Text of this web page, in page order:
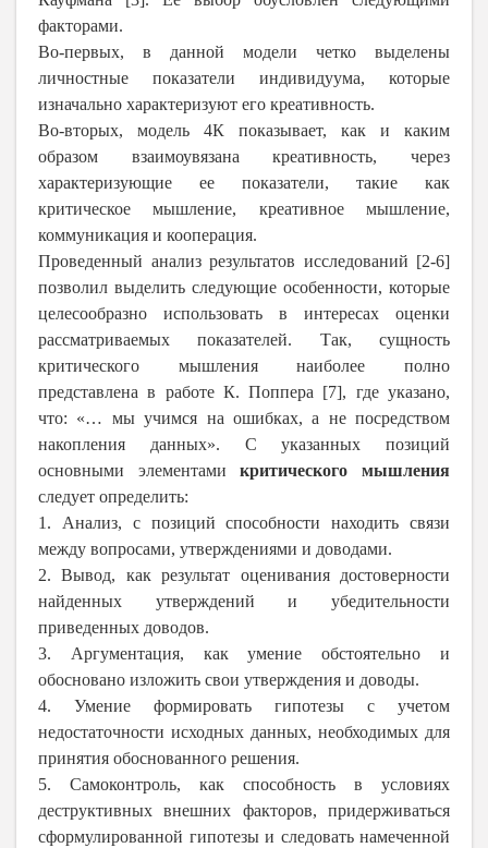
факторами.
Во-первых, в данной модели четко выделены
личностные показатели индивидуума, которые
изначально характеризуют его креативность.
Во-вторых, модель 4К показывает, как и каким
образом взаимоувязана креативность, через
характеризующие ее показатели, такие как
критическое мышление, креативное мышление,
коммуникация и кооперация.
Проведенный анализ результатов исследований [2-6]
позволил выделить следующие особенности, которые
целесообразно использовать в интересах оценки
рассматриваемых показателей. Так, сущность
критического мышления наиболее полно
представлена в работе К. Поппера [7], где указано,
что: «… мы учимся на ошибках, а не посредством
накопления данных». С указанных позиций
основными элементамикритического мышления
следует определить:
1. Анализ, с позиций способности находить связи
между вопросами, утверждениями и доводами.
2. Вывод, как результат оценивания достоверности
найденных утверждений и убедительности
приведенных доводов.
3. Аргументация, как умение обстоятельно и
обосновано изложить свои утверждения и доводы.
4. Умение формировать гипотезы с учетом
недостаточности исходных данных, необходимых для
принятия обоснованного решения.
5. Самоконтроль, как способность в условиях
деструктивных внешних факторов, придерживаться
сформулированной гипотезы и следовать намеченной